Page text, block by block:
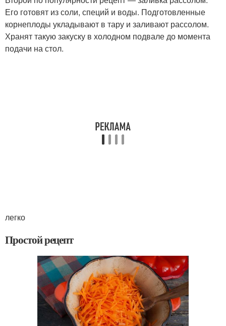
Его готовят из соли, специй и воды. Подготовленные
корнеплоды укладывают в тару и заливают рассолом.
Хранят такую закуску в холодном подвале до момента
подачи на стол.
легко
Простой рецепт